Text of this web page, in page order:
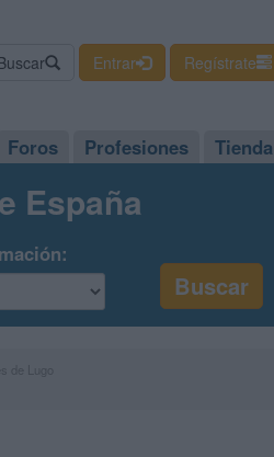
Entrar Regístrate
Foros Profesiones Tienda
España